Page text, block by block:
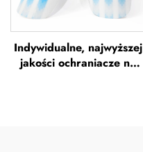
Indywidualne, najwyższej
jakości ochraniacze na